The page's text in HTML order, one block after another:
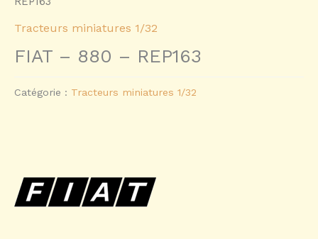
Tracteurs miniatures 1/32
FIAT – 880 – REP163
Catégorie : Tracteurs miniatures 1/32